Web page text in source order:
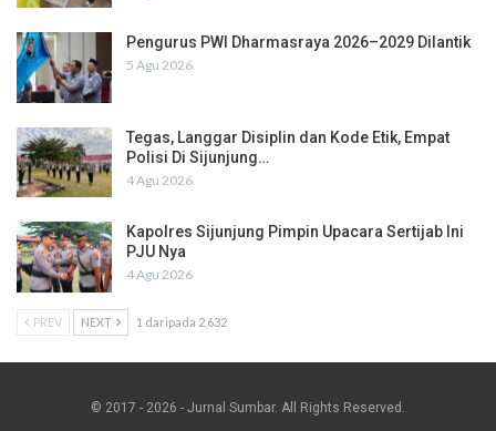
Pengurus PWI Dharmasraya 2026–2029 Dilantik
5 Agu 2026
Tegas, Langgar Disiplin dan Kode Etik, Empat
Polisi Di Sijunjung…
4 Agu 2026
Kapolres Sijunjung Pimpin Upacara Sertijab Ini
PJU Nya
4 Agu 2026
PREV NEXT 1 daripada 2,632
© 2017 - 2026 - Jurnal Sumbar. All Rights Reserved.